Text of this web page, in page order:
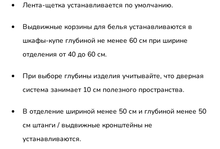
Лента-щетка устанавливается по умолчанию.
Выдвижные корзины для белья устанавливаются в
шкафы-купе глубиной не менее 60 см при ширине
отделения от 40 до 60 см.
При выборе глубины изделия учитывайте, что дверная
система занимает 10 см полезного пространства.
В отделение шириной менее 50 см и глубиной менее 50
см штанги / выдвижные кронштейны не
устанавливаются.